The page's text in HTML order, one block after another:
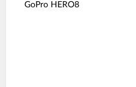
GoPro HERO8